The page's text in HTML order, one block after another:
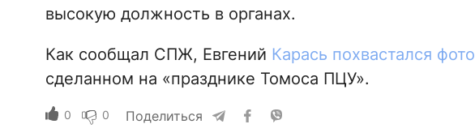
высокую должность в органах.
Как сообщал СПЖ, Евгений Карась похвастался фото
сделанном на «празднике Томоса ПЦУ».
0 0 Поделиться